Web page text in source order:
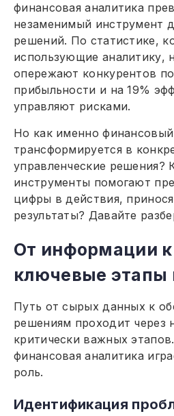
финансовая аналитика
незаменимый инструмент
решений. По статистике,
использующие аналитику,
опережают конкурентов
прибыльности и на 19%
управляют рисками.
Но как именно финансовый
трансформируется в
управленческие решения?
инструменты помогают
цифры в действия,
результаты? Давайте
От информации
ключевые этапы
Путь от сырых данных к
решениям проходит через
критически важных
финансовая аналитика
роль.
Идентификация